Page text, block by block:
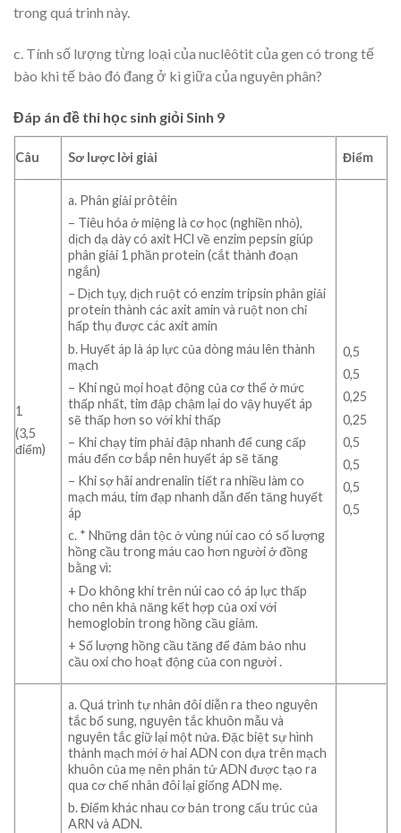
trong quá trinh này.
c. Tính số lượng từng loại của nuclêôtit của gen có trong tế
bào khi tế bào đó đang ở kì giữa của nguyên phân?
Đáp án đề thi học sinh giỏi Sinh 9
Câu Sơ lược lời giải Điểm
1
(3,5
điểm)
a. Phân giải prôtêin
– Tiêu hóa ở miệng là cơ học (nghiền nhỏ),
dịch dạ dày có axit HCl về enzim pepsin giúp
phân giải 1 phần protein (cắt thành đoạn
ngắn)
– Dịch tụy, dịch ruột có enzim tripsin phân giải
protein thành các axit amin và ruột non chỉ
hấp thụ được các axit amin
b. Huyết áp là áp lực của dòng máu lên thành
mạch
– Khi ngủ mọi hoạt động của cơ thể ở mức
thấp nhất, tim đập chậm lại do vậy huyết áp
sẽ thấp hơn so với khi thấp
– Khi chạy tim phải đập nhanh để cung cấp
máu đến cơ bắp nên huyết áp sẽ tăng
– Khi sợ hãi andrenalin tiết ra nhiều làm co
mạch máu, tim đạp nhanh dẫn đến tăng huyết
áp
c. * Những dân tộc ở vùng núi cao có số lượng
hồng cầu trong máu cao hơn người ở đồng
bằng vì:
+ Do không khí trên núi cao có áp lực thấp
cho nên khả năng kết hợp của oxi với
hemoglobin trong hồng cầu giảm.
+ Số lượng hồng cầu tăng để đảm bảo nhu
cầu oxi cho hoạt động của con người .
0,5
0,5
0,25
0,25
0,5
0,5
0,5
0,5
a. Quá trình tự nhân đôi diễn ra theo nguyên
tắc bổ sung, nguyên tắc khuôn mẫu và
nguyên tắc giữ lại một nửa. Đặc biệt sự hình
thành mạch mới ở hai ADN con dựa trên mạch
khuôn của mẹ nên phân tử ADN được tạo ra
qua cơ chế nhân đôi lại giống ADN mẹ.
b. Điểm khác nhau cơ bản trong cấu trúc của
ARN và ADN.